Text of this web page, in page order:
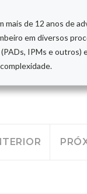
mais de 12 anos de
em diversos
IPMs e outros)
Anterior: